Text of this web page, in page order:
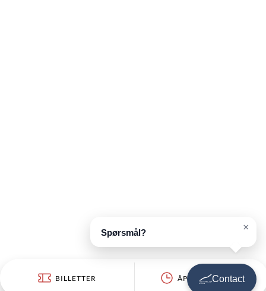
BILLETTER ÅPNINGSTIDER
Contact
Spørsmål? ×